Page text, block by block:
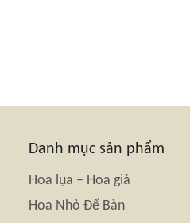
Danh mục sản phẩm
Hoa lụa – Hoa giả
Hoa Nhỏ Để Bàn